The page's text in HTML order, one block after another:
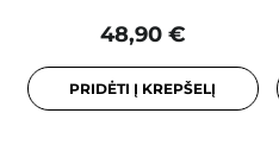
48,90 €
PRIDĖTI Į KREPŠELĮ